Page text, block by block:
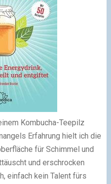
Kombucha-Teepilz
Erfahrung hielt ich die
für Schimmel und
und erschrocken
einfach kein Talent fürs